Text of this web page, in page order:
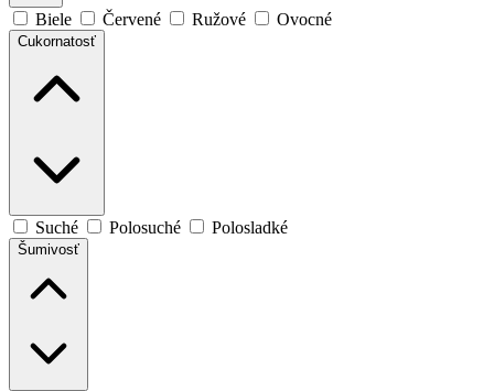
Biele Červené Ružové Ovocné
Cukornatosť
Suché Polosuché Polosladké
Šumivosť